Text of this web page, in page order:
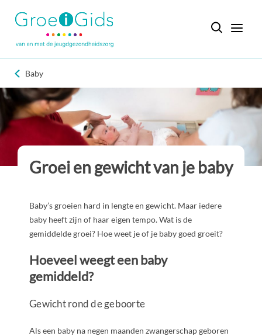
Baby
Groei en gewicht van je baby
Baby’s groeien hard in lengte en gewicht. Maar iedere
baby heeft zijn of haar eigen tempo. Wat is de
gemiddelde groei? Hoe weet je of je baby goed groeit?
Hoeveel weegt een baby
gemiddeld?
Gewicht rond de geboorte
Als een baby na negen maanden zwangerschap geboren